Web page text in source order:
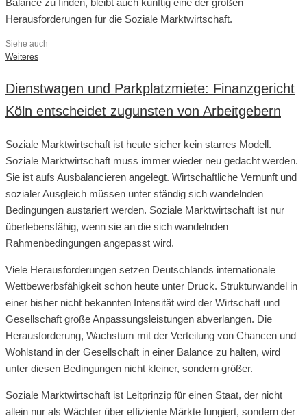
Herausforderungen für die Soziale Marktwirtschaft.
Siehe auch
Weiteres
Dienstwagen und Parkplatzmiete: Finanzgericht
Köln entscheidet zugunsten von Arbeitgebern
Soziale Marktwirtschaft ist heute sicher kein starres Modell.
Soziale Marktwirtschaft muss immer wieder neu gedacht werden.
Sie ist aufs Ausbalancieren angelegt. Wirtschaftliche Vernunft und
sozialer Ausgleich müssen unter ständig sich wandelnden
Bedingungen austariert werden. Soziale Marktwirtschaft ist nur
überlebensfähig, wenn sie an die sich wandelnden
Rahmenbedingungen angepasst wird.
Viele Herausforderungen setzen Deutschlands internationale
Wettbewerbsfähigkeit schon heute unter Druck. Strukturwandel in
einer bisher nicht bekannten Intensität wird der Wirtschaft und
Gesellschaft große Anpassungsleistungen abverlangen. Die
Herausforderung, Wachstum mit der Verteilung von Chancen und
Wohlstand in der Gesellschaft in einer Balance zu halten, wird
unter diesen Bedingungen nicht kleiner, sondern größer.
Soziale Marktwirtschaft ist Leitprinzip für einen Staat, der nicht
allein nur als Wächter über effiziente Märkte fungiert, sondern der